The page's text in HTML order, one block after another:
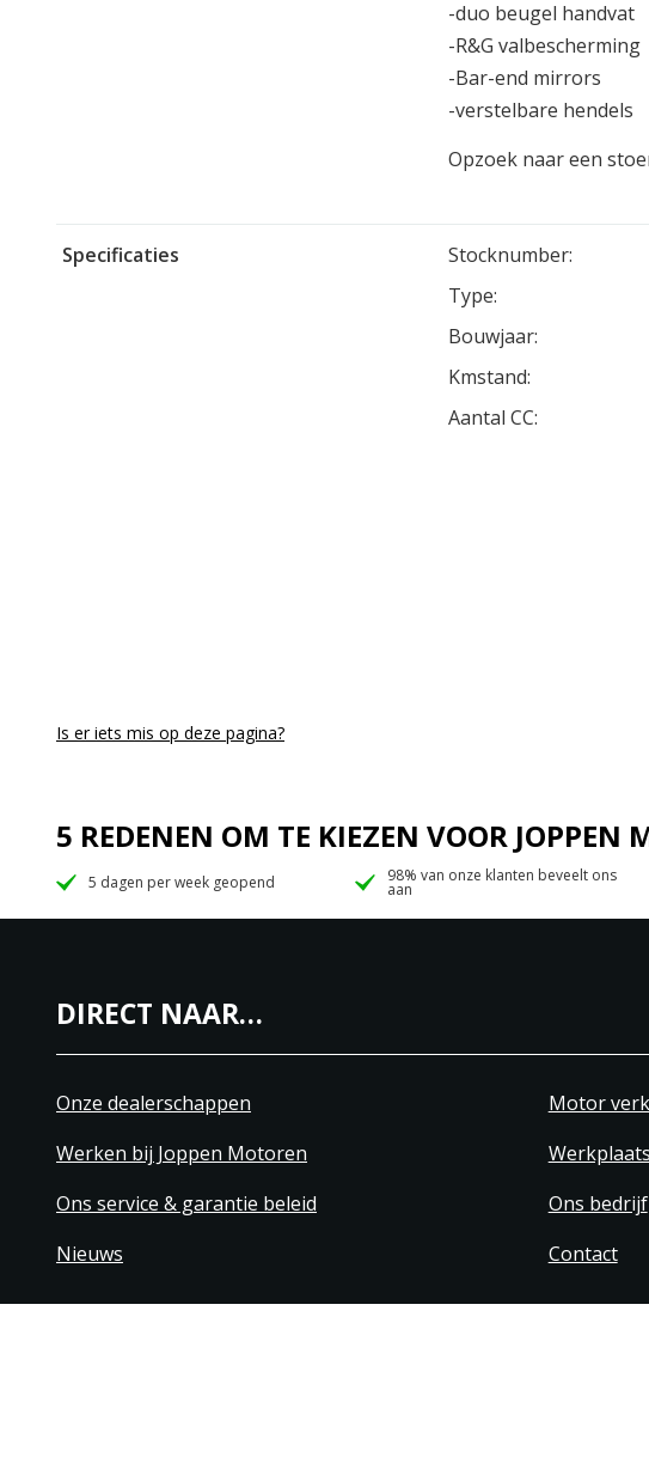
-duo beugel handvat
-R&G valbescherming
-Bar-end mirrors
-verstelbare hendels
Opzoek naar een
Specificaties Stocknumber:
Type:
Bouwjaar:
Kmstand:
Aantal CC:
Is er iets mis op deze pagina?
5 REDENEN OM TE KIEZEN VOOR JOPPEN
5 dagen per week geopend 98% van onze klanten beveelt ons
aan
DIRECT NAAR…
Onze dealerschappen
Motor
Werken bij Joppen Motoren
Ons service & garantie beleid
Ons bedrijf
Nieuws
Contact